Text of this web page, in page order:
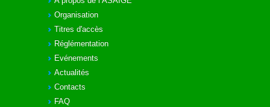
Organisation
Titres d'accès
Réglémentation
Evénements
Actualités
Contacts
FAQ